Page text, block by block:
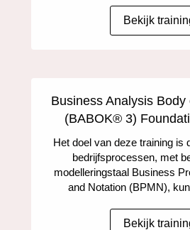
Bekijk
Business Analysis
(BABOK® 3)
Het doel van deze training is
bedrijfsprocessen, met
modelleringstaal Business
and Notation (BPMN),
Bekijk